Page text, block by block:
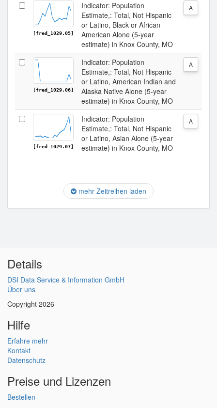
[fred_1029.05]
Indicator: Population
Estimate,: Total, Not Hispanic
or Latino, Black or African
American Alone (5-year
estimate) in Knox County, MO
A
[fred_1029.06]
Indicator: Population
Estimate,: Total, Not Hispanic
or Latino, American Indian and
Alaska Native Alone (5-year
estimate) in Knox County, MO
A
[fred_1029.07]
Indicator: Population
Estimate,: Total, Not Hispanic
or Latino, Asian Alone (5-year
estimate) in Knox County, MO
A
mehr Zeitreihen laden
Details
DSI Data Service & Information GmbH
Über uns
Copyright 2026
Hilfe
Erfahre mehr
Kontakt
Datenschutz
Preise und Lizenzen
Bestellen